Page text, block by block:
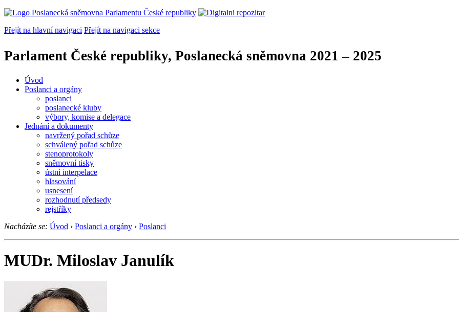
Přejít na hlavní navigaci Přejít na navigaci sekce
Parlament České republiky, Poslanecká sněmovna 2021 – 2025
Úvod
Poslanci a orgány
poslanci
poslanecké kluby
výbory, komise a delegace
Jednání a dokumenty
navržený pořad schůze
schválený pořad schůze
stenoprotokoly
sněmovní tisky
ústní interpelace
hlasování
usnesení
rozhodnutí předsedy
rejstříky
Nacházíte se: Úvod › Poslanci a orgány › Poslanci
MUDr. Miloslav Janulík